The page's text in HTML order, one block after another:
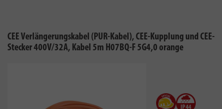
CEE Verlängerungskabel (PUR-Kabel), CEE-Kupplung und CEE-
Stecker 400V/32A, Kabel 5m H07BQ-F 5G4,0 orange